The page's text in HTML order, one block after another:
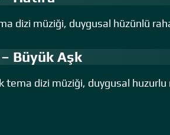
dizi müziği, duygusal hüzünlü
Büyük Aşk
dizi müziği, duygusal huzurlu